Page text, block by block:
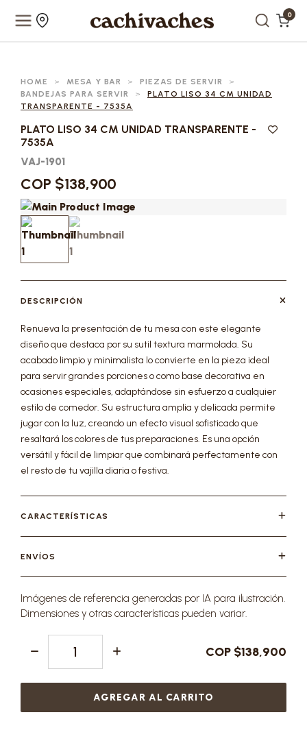
0
HOME > MESA Y BAR > PIEZAS DE SERVIR
>
BANDEJAS PARA SERVIR
>
PLATO LISO 34 CM UNIDAD
TRANSPARENTE - 7535A
PLATO LISO 34 CM UNIDAD TRANSPARENTE -
7535A
VAJ-1901
COP $138,900
DESCRIPCIÓN
Renueva la presentación de tu mesa con este elegante
diseño que destaca por su sutil textura marmolada. Su
acabado limpio y minimalista lo convierte en la pieza ideal
para servir grandes porciones o como base decorativa en
ocasiones especiales, adaptándose sin esfuerzo a cualquier
estilo de comedor. Su estructura amplia y delicada permite
jugar con la luz, creando un efecto visual sofisticado que
resaltará los colores de tus preparaciones. Es una opción
versátil y fácil de limpiar que combinará perfectamente con
el resto de tu vajilla diaria o festiva.
CARACTERÍSTICAS
ENVÍOS
Imágenes de referencia generadas por IA para ilustración.
Dimensiones y otras características pueden variar.
COP $138,900
AGREGAR AL CARRITO